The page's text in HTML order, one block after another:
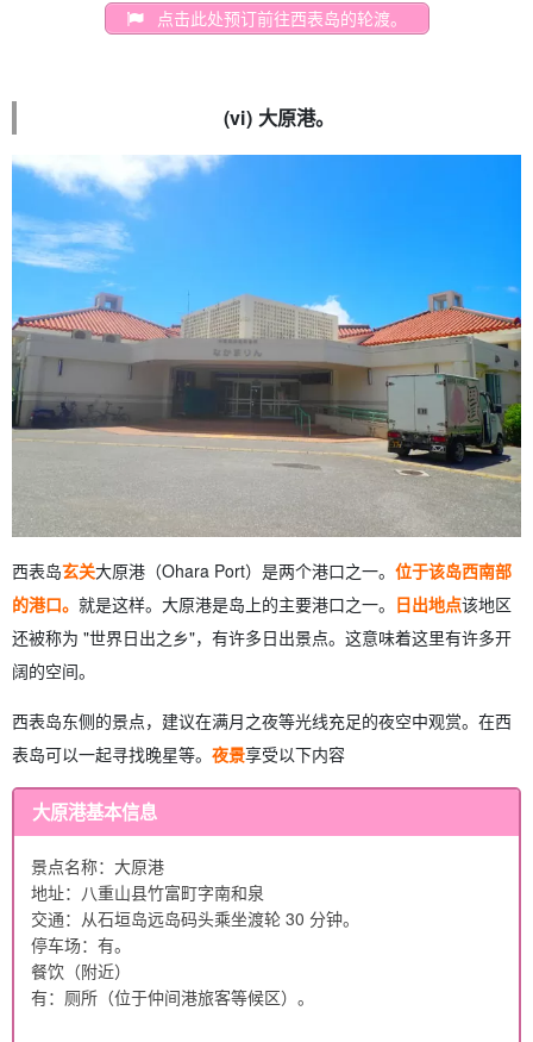
点击此处预订前往西表岛的轮渡。
(vi) 大原港。
西表岛玄关大原港（Ohara Port）是两个港口之一。 位于该岛西南部
的港口。 就是这样。大原港是岛上的主要港口之一。 日出地点该地区
还被称为 "世界日出之乡"，有许多日出景点。这意味着这里有许多开
阔的空间。
西表岛东侧的景点，建议在满月之夜等光线充足的夜空中观赏。在西
表岛可以一起寻找晚星等。 夜景享受以下内容
大原港基本信息
景点名称：大原港
地址：八重山县竹富町字南和泉
交通：从石垣岛远岛码头乘坐渡轮 30 分钟。
停车场：有。
餐饮（附近）
有：厕所（位于仲间港旅客等候区）。